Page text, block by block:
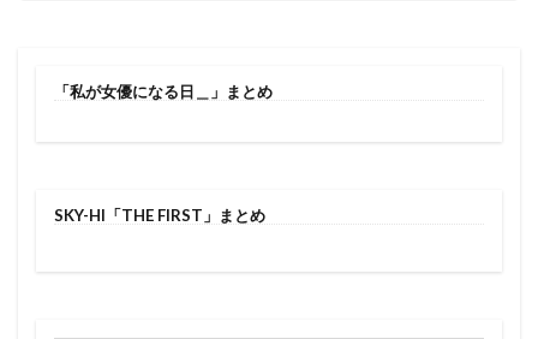
「私が女優になる日＿」まとめ
SKY-HI「THE FIRST」まとめ